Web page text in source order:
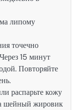
липому
точечно
15 минут
Повторяйте
распарьте кожу
шейный жировик